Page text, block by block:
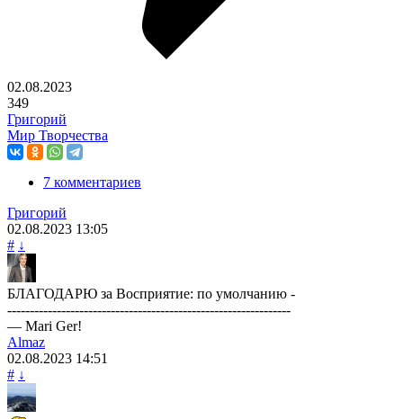
02.08.2023
349
Григорий
Мир Творчества
7 комментариев
Григорий
02.08.2023 13:05
# ↓
БЛАГОДАРЮ за Восприятие: по умолчанию -
---------------------------------------------------------------
— Мari Ger!
Almaz
02.08.2023 14:51
# ↓